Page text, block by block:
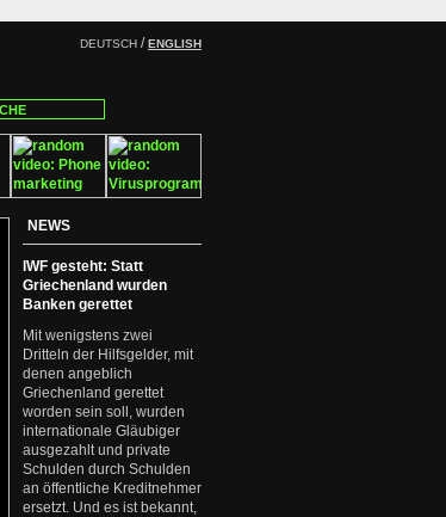
DEUTSCH /ENGLISH
NEWS
IWF gesteht: Statt
Griechenland wurden
Banken gerettet
Mit wenigstens zwei
Dritteln der Hilfsgelder, mit
denen angeblich
Griechenland gerettet
worden sein soll, wurden
internationale Gläubiger
ausgezahlt und private
Schulden durch Schulden
an öffentliche Kreditnehmer
ersetzt. Und es ist bekannt,